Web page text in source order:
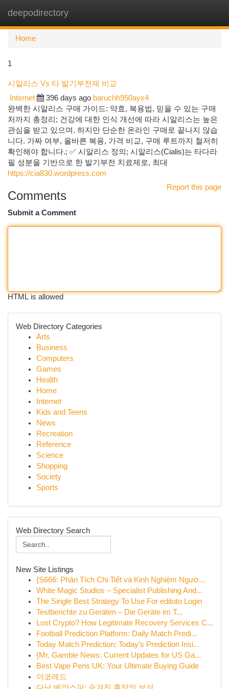
deepodirectory
Home
1
시알리스 Vs 타 발기부전제 비교
Internet 396 days ago baruchh950ayx4
완벽한 시알리스 구매 가이드: 약효, 복용법, 믿을 수 있는 구매
처까지 총정리; 건강에 대한 인식 개선에 따라 시알리스는 높은
관심을 받고 있으며. 하지만 단순한 온라인 구매로 끝나지 않습
니다. 가짜 여부, 올바른 복용, 가격 비교, 구매 루트까지 철저히
확인해야 합니다.; ✅ 시알리스 정의; 시알리스(Cialis)는 타다라
필 성분을 기반으로 한 발기부전 치료제로, 최대
https://cia830.wordpress.com
Report this page
Comments
Submit a Comment
HTML is allowed
Web Directory Categories
Arts
Business
Computers
Games
Health
Home
Internet
Kids and Teens
News
Recreation
Reference
Science
Shopping
Society
Sports
Web Directory Search
New Site Listings
{S666: Phân Tích Chi Tiết và Kinh Nghiệm Ngườ...
White Magic Studios – Specialist Publishing And...
The Single Best Strategy To Use For editoto Login
Testberichte zu Geräten – Die Geräte im T...
Lost Crypto? How Legitimate Recovery Services C...
Football Prediction Platform: Daily Match Predi...
Today Match Prediction: Today’s Prediction Insi...
{Mr. Gamble News: Current Updates for US Ga...
Best Vape Pens UK: Your Ultimate Buying Guide
야코레드